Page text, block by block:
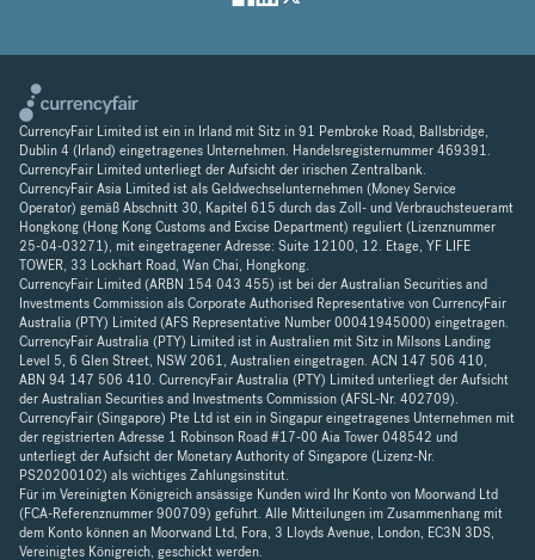
CurrencyFair Limited ist ein in Irland mit Sitz in 91 Pembroke Road, Ballsbridge,
Dublin 4 (Irland) eingetragenes Unternehmen. Handelsregisternummer 469391.
CurrencyFair Limited unterliegt der Aufsicht der irischen Zentralbank.
CurrencyFair Asia Limited ist als Geldwechselunternehmen (Money Service
Operator) gemäß Abschnitt 30, Kapitel 615 durch das Zoll- und Verbrauchsteueramt
Hongkong (Hong Kong Customs and Excise Department) reguliert (Lizenznummer
25-04-03271), mit eingetragener Adresse: Suite 12100, 12. Etage, YF LIFE
TOWER, 33 Lockhart Road, Wan Chai, Hongkong.
CurrencyFair Limited (ARBN 154 043 455) ist bei der Australian Securities and
Investments Commission als Corporate Authorised Representative von CurrencyFair
Australia (PTY) Limited (AFS Representative Number 00041945000) eingetragen.
CurrencyFair Australia (PTY) Limited ist in Australien mit Sitz in Milsons Landing
Level 5, 6 Glen Street, NSW 2061, Australien eingetragen. ACN 147 506 410,
ABN 94 147 506 410. CurrencyFair Australia (PTY) Limited unterliegt der Aufsicht
der Australian Securities and Investments Commission (AFSL-Nr. 402709).
CurrencyFair (Singapore) Pte Ltd ist ein in Singapur eingetragenes Unternehmen mit
der registrierten Adresse 1 Robinson Road #17-00 Aia Tower 048542 und
unterliegt der Aufsicht der Monetary Authority of Singapore (Lizenz-Nr.
PS20200102) als wichtiges Zahlungsinstitut.
Für im Vereinigten Königreich ansässige Kunden wird Ihr Konto von Moorwand Ltd
(FCA-Referenznummer 900709) geführt. Alle Mitteilungen im Zusammenhang mit
dem Konto können an Moorwand Ltd, Fora, 3 Lloyds Avenue, London, EC3N 3DS,
Vereinigtes Königreich, geschickt werden.